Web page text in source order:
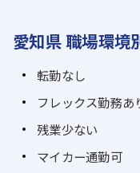
愛知県 職場環境
転勤なし
フレックス勤務あ
残業少ない
マイカー通勤可